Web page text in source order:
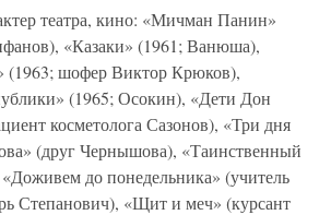
театра, кино: «Мичман Панин»
«Казаки» (1961; Ванюша),
(1963; шофер Виктор Крюков),
(1965; Осокин), «Дети Дон
косметолога Сазонов), «Три дня
(друг Чернышова), «Таинственный
до понедельника» (учитель
Степанович), «Щит и меч» (курсант